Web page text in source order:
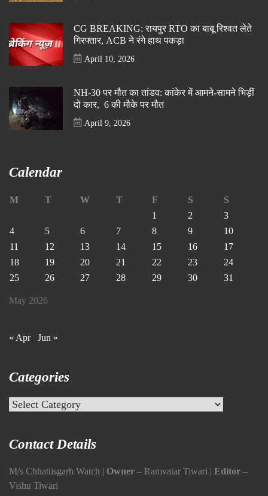
CG BREAKING: रायपुर RTO का बाबू रिश्वत लेते
गिरफ्तार, ACB ने रंगे हाथ पकड़ा
April 10, 2026
NH-30 पर मौत का तांडव: कांकेर में आमने-सामने भिड़ीं
दो कार, 6 की मौके पर मौत
April 9, 2026
Calendar
May 2026
M T W T F S
S
1
2
3
4
5 6 7 8 9
10
11
12 13 14 15 16
17
18
19 20 21 22 23
24
25
26 27 28 29 30 31
« Apr Jun »
Categories
Categories
Contact Details
M/s Chhattisgarh Watch | Owner – Ramvatar Tiwari | Editor –
Vishu Tiwari